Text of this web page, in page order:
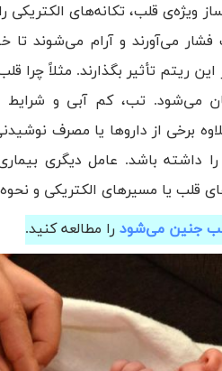
ویژه‌ی قلب، تکانه‌های الکتریکی
می‌آورند و آرام می‌شوند تا
ریتم تأثیر بگذارند. مثلاً چرا
می‌شود. تب، کم آبی و شرایط
برخی از داروها یا مصرف
را داشته باشد. عامل دیگری
قلب یا مسیرهای الکتریکی و نحوه
جنین می‌شودرا مطالعه کنید.